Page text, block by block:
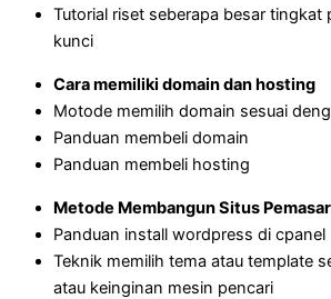
Tutorial riset seberapa besar tingkat
kunci
Cara memiliki domain dan hosting
Motode memilih domain sesuai
Panduan membeli domain
Panduan membeli hosting
Metode Membangun Situs
Panduan install wordpress di cpanel
Teknik memilih tema atau template
atau keinginan mesin pencari